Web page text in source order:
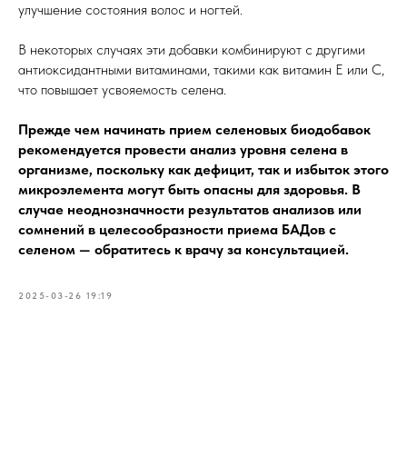
улучшение состояния волос и ногтей.
В некоторых случаях эти добавки комбинируют с другими
антиоксидантными витаминами, такими как витамин Е или С,
что повышает усвояемость селена.
Прежде чем начинать прием селеновых биодобавок
рекомендуется провести анализ уровня селена в
организме, поскольку как дефицит, так и избыток этого
микроэлемента могут быть опасны для здоровья. В
случае неоднозначности результатов анализов или
сомнений в целесообразности приема БАДов с
селеном — обратитесь к врачу за консультацией.
2025-03-26 19:19